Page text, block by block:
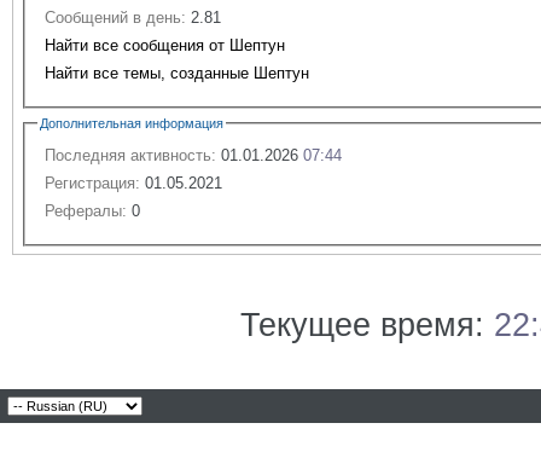
Сообщений в день: 2.81
Найти все сообщения от Шептун
Найти все темы, созданные Шептун
Дополнительная информация
Последняя активность: 01.01.2026 07:44
Регистрация: 01.05.2021
Рефералы: 0
Текущее время: